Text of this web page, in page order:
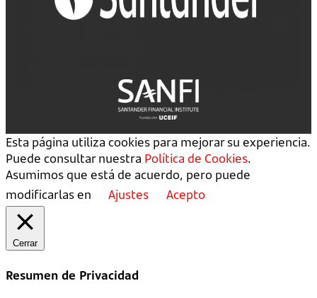
Esta página utiliza cookies para mejorar su experiencia.
Puede consultar nuestra Política de Cookies.
Asumimos que está de acuerdo, pero puede
modificarlas en
Ajustes Acepto
Cerrar
Resumen de Privacidad